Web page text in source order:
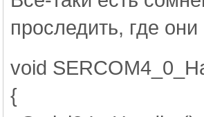
проследить, где
void
{